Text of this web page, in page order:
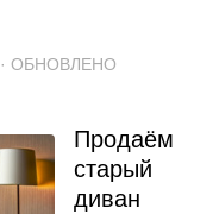
· ОБНОВЛЕНО
Продаём
старый
диван